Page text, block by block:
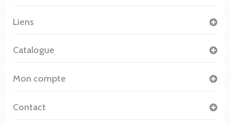
Liens
Catalogue
Mon compte
Contact